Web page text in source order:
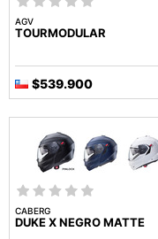
AGV
TOURMODULAR
$539.900
CABERG
DUKE X NEGRO MATTE